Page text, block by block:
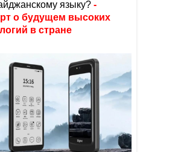
языку? -
о будущем высоких
в стране